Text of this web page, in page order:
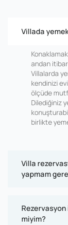
Villada
andan
Villalarda
kendinizi
ölçüde
Dilediğiniz
birlikte
Villa
yapmam
miyim?